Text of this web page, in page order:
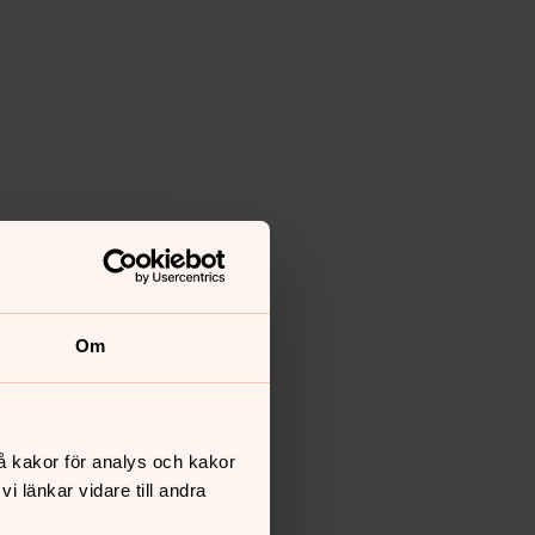
Om
kakor för analys och kakor
länkar vidare till andra